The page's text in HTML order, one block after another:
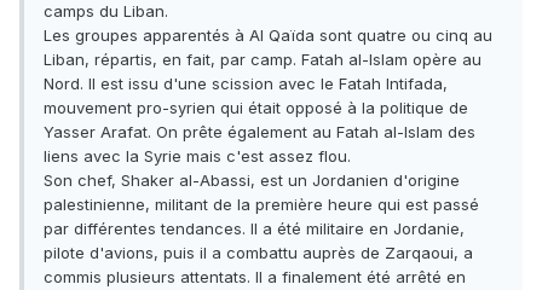
camps du Liban.
Les groupes apparentés à Al Qaïda sont quatre ou cinq au
Liban, répartis, en fait, par camp. Fatah al-Islam opère au
Nord. Il est issu d'une scission avec le Fatah Intifada,
mouvement pro-syrien qui était opposé à la politique de
Yasser Arafat. On prête également au Fatah al-Islam des
liens avec la Syrie mais c'est assez flou.
Son chef, Shaker al-Abassi, est un Jordanien d'origine
palestinienne, militant de la première heure qui est passé
par différentes tendances. Il a été militaire en Jordanie,
pilote d'avions, puis il a combattu auprès de Zarqaoui, a
commis plusieurs attentats. Il a finalement été arrêté en